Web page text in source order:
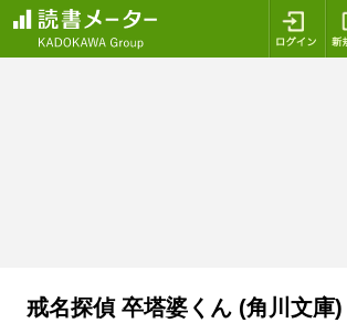
戒名探偵 卒塔婆くん (角川文庫)